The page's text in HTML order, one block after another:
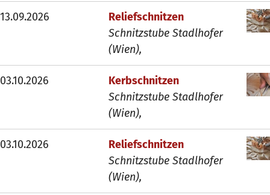
13.09.2026
Reliefschnitzen
Schnitzstube Stadlhofer
(Wien),
03.10.2026
Kerbschnitzen
Schnitzstube Stadlhofer
(Wien),
03.10.2026
Reliefschnitzen
Schnitzstube Stadlhofer
(Wien),